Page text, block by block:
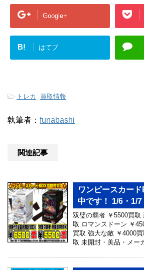
Google+
B! はてブ
- トレカ , 買取情報
執筆者： funabashi
関連記事
ワンピースカー
中です！ 1/6・1/7
双璧の覇者 ￥5500買取
取 ロマンスドーン ￥
買取 強大な敵 ￥4000
取 未開封・美品・メー